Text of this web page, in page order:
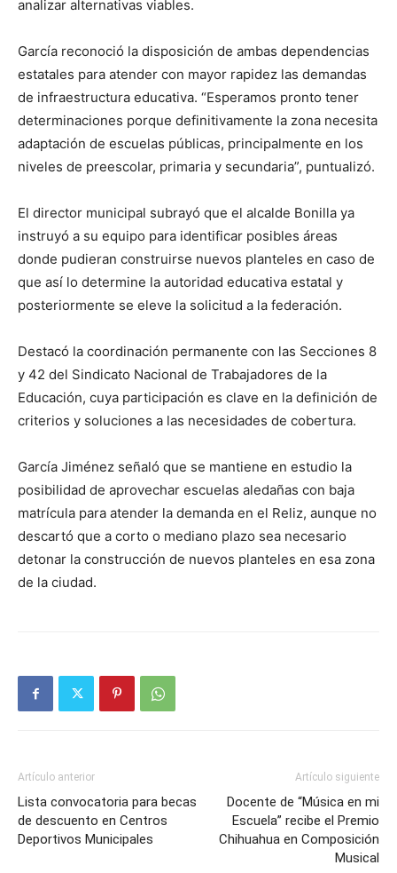
analizar alternativas viables.
García reconoció la disposición de ambas dependencias
estatales para atender con mayor rapidez las demandas
de infraestructura educativa. “Esperamos pronto tener
determinaciones porque definitivamente la zona necesita
adaptación de escuelas públicas, principalmente en los
niveles de preescolar, primaria y secundaria”, puntualizó.
El director municipal subrayó que el alcalde Bonilla ya
instruyó a su equipo para identificar posibles áreas
donde pudieran construirse nuevos planteles en caso de
que así lo determine la autoridad educativa estatal y
posteriormente se eleve la solicitud a la federación.
Destacó la coordinación permanente con las Secciones 8
y 42 del Sindicato Nacional de Trabajadores de la
Educación, cuya participación es clave en la definición de
criterios y soluciones a las necesidades de cobertura.
García Jiménez señaló que se mantiene en estudio la
posibilidad de aprovechar escuelas aledañas con baja
matrícula para atender la demanda en el Reliz, aunque no
descartó que a corto o mediano plazo sea necesario
detonar la construcción de nuevos planteles en esa zona
de la ciudad.
Artículo anterior
Lista convocatoria para becas
de descuento en Centros
Deportivos Municipales
Artículo siguiente
Docente de “Música en mi
Escuela” recibe el Premio
Chihuahua en Composición
Musical